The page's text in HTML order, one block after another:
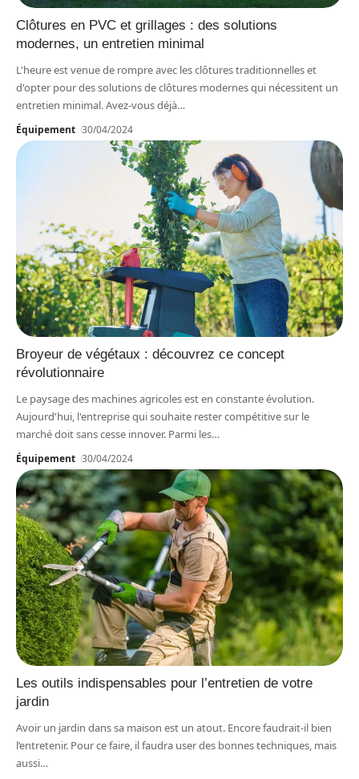
Clôtures en PVC et grillages : des solutions
modernes, un entretien minimal
L'heure est venue de rompre avec les clôtures traditionnelles et
d'opter pour des solutions de clôtures modernes qui nécessitent un
entretien minimal. Avez-vous déjà…
Équipement 30/04/2024
Broyeur de végétaux : découvrez ce concept
révolutionnaire
Le paysage des machines agricoles est en constante évolution.
Aujourd'hui, l'entreprise qui souhaite rester compétitive sur le
marché doit sans cesse innover. Parmi les…
Équipement 30/04/2024
Les outils indispensables pour l’entretien de votre
jardin
Avoir un jardin dans sa maison est un atout. Encore faudrait-il bien
l’entretenir. Pour ce faire, il faudra user des bonnes techniques, mais
aussi…